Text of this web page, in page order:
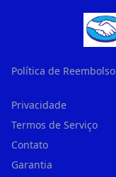
Política de Reembolso
Privacidade
Termos de Serviço
Contato
Garantia